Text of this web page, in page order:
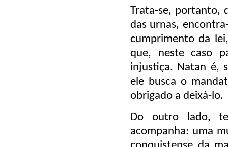
Trata-se, portanto,
das urnas,
cumprimento da
que, neste caso
injustiça. Natan é,
ele busca o
obrigado a deixá-lo.
Do outro lado,
acompanha: uma